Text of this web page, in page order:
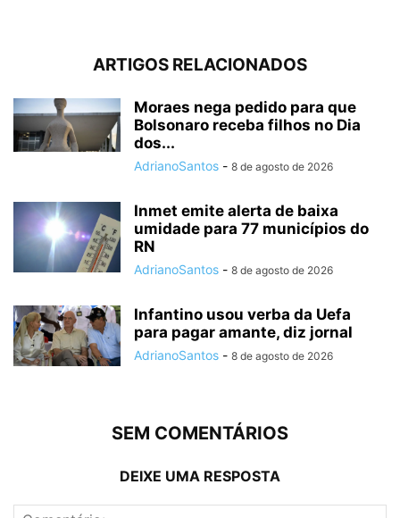
ARTIGOS RELACIONADOS
Moraes nega pedido para que
Bolsonaro receba filhos no Dia
dos...
AdrianoSantos - 8 de agosto de 2026
Inmet emite alerta de baixa
umidade para 77 municípios do
RN
AdrianoSantos - 8 de agosto de 2026
Infantino usou verba da Uefa
para pagar amante, diz jornal
AdrianoSantos - 8 de agosto de 2026
SEM COMENTÁRIOS
DEIXE UMA RESPOSTA